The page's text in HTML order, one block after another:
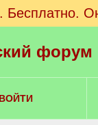
Бесплатно.
ВОЙТИ